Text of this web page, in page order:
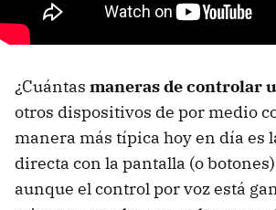
¿Cuántas maneras de controlar
otros dispositivos de por medio
manera más típica hoy en día es
directa con la pantalla (o
aunque el control por voz está